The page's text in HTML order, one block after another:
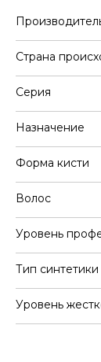
Страна
Серия
Назначение
Форма кисти
Волос
Уровень
Тип синтетики
Уровень